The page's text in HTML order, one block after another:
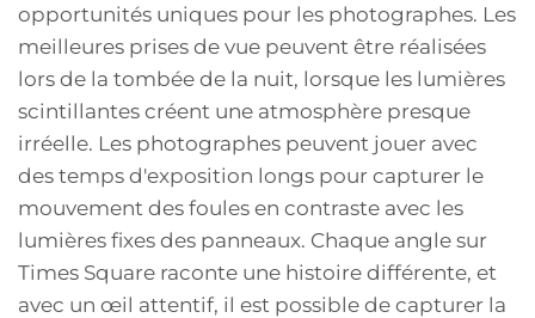
opportunités uniques pour les photographes. Les
meilleures prises de vue peuvent être réalisées
lors de la tombée de la nuit, lorsque les lumières
scintillantes créent une atmosphère presque
irréelle. Les photographes peuvent jouer avec
des temps d'exposition longs pour capturer le
mouvement des foules en contraste avec les
lumières fixes des panneaux. Chaque angle sur
Times Square raconte une histoire différente, et
avec un œil attentif, il est possible de capturer la